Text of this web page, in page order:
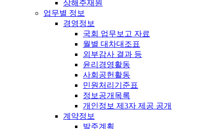
상해주재원
업무별 정보
경영정보
국회 업무보고 자료
월별 대차대조표
외부감사 결과 등
윤리경영활동
사회공헌활동
민원처리기준표
정보공개목록
개인정보 제3자 제공 공개
계약정보
발주계획